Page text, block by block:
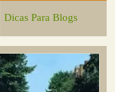
Dicas Para Blogs